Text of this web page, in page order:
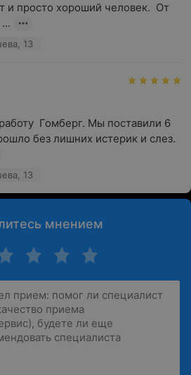
и просто хороший человек.  От
13
Гомберг. Мы поставили 6
без лишних истерик и слез.
13
мнением